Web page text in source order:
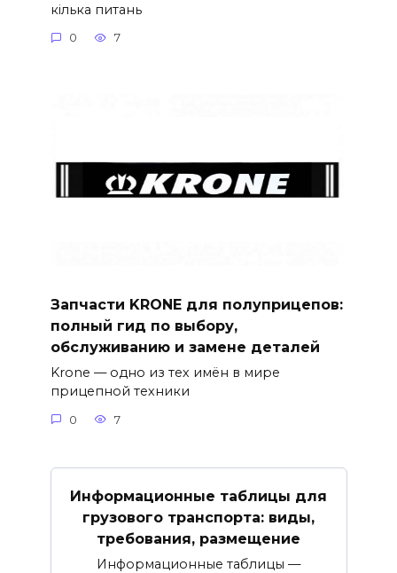
кілька питань
0 7
Запчасти KRONE для полуприцепов:
полный гид по выбору,
обслуживанию и замене деталей
Krone — одно из тех имён в мире
прицепной техники
0 7
Информационные таблицы для
грузового транспорта: виды,
требования, размещение
Информационные таблицы —